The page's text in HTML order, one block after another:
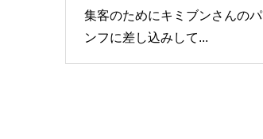
集客のためにキミブンさんのパ
ンフに差し込みして...